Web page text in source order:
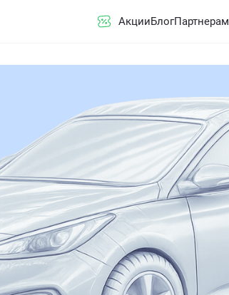
АкцииБлогПартнерам